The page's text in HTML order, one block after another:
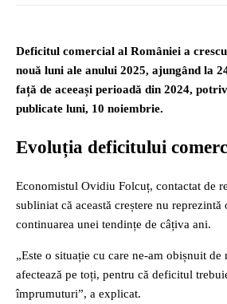
Deficitul comercial al României a
nouă luni ale anului 2025, ajungând la
față de aceeași perioadă din 2024,
publicate luni, 10 noiembrie.
Evoluția deficitului
Economistul Ovidiu Folcuț, contactat de
subliniat că această creștere nu reprezintă
continuarea unei tendințe de câțiva ani.
„Este o situație cu care ne-am obișnuit
afectează pe toți, pentru că deficitul
împrumuturi”, a explicat.